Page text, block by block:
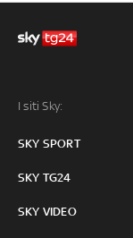
I siti Sky:
SKY SPORT
SKY TG24
SKY VIDEO